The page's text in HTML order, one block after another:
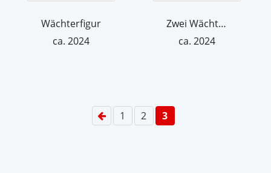
Wächterfigur
ca. 2024
Zwei Wächterfiguren
ca. 2024
1 2 3